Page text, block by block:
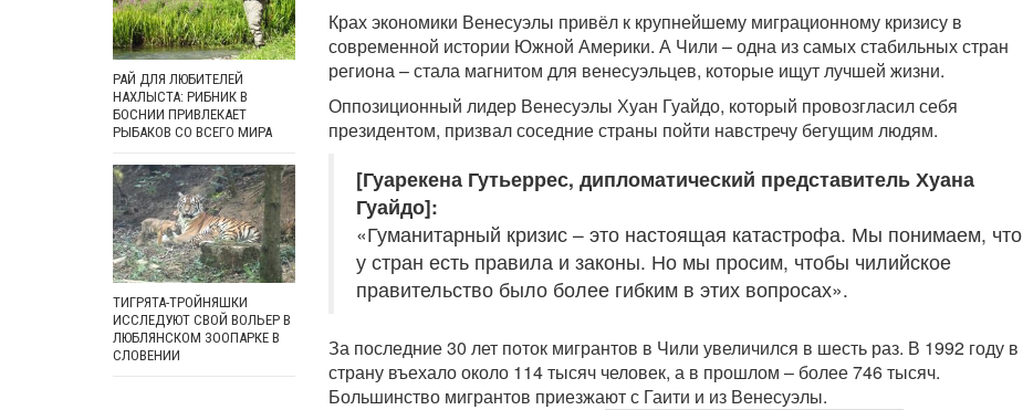
Крах экономики Венесуэлы привёл к крупнейшему миграционному кризису в
современной истории Южной Америки. А Чили – одна из самых стабильных стран
региона – стала магнитом для венесуэльцев, которые ищут лучшей жизни.
Оппозиционный лидер Венесуэлы Хуан Гуайдо, который провозгласил себя
президентом, призвал соседние страны пойти навстречу бегущим людям.
[Гуарекена Гутьеррес, дипломатический представитель Хуана
Гуайдо]:
«Гуманитарный кризис – это настоящая катастрофа. Мы понимаем, что
у стран есть правила и законы. Но мы просим, чтобы чилийское
правительство было более гибким в этих вопросах».
За последние 30 лет поток мигрантов в Чили увеличился в шесть раз. В 1992 году в
страну въехало около 114 тысяч человек, а в прошлом – более 746 тысяч.
Большинство мигрантов приезжают с Гаити и из Венесуэлы.
РАЙ ДЛЯ ЛЮБИТЕЛЕЙ
НАХЛЫСТА: РИБНИК В
БОСНИИ ПРИВЛЕКАЕТ
РЫБАКОВ СО ВСЕГО МИРА
ТИГРЯТА-ТРОЙНЯШКИ
ИССЛЕДУЮТ СВОЙ ВОЛЬЕР В
ЛЮБЛЯНСКОМ ЗООПАРКЕ В
СЛОВЕНИИ